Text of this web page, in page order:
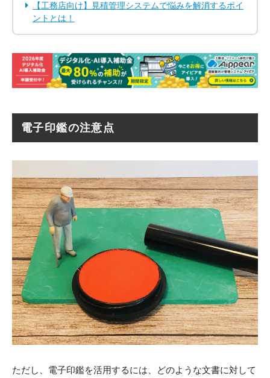
【工務店向け】見積管理システムで悩みを解消するポイ
ントとは！
電子印鑑の注意点
ただし、電子印鑑を活用するには、どのような文書に対して